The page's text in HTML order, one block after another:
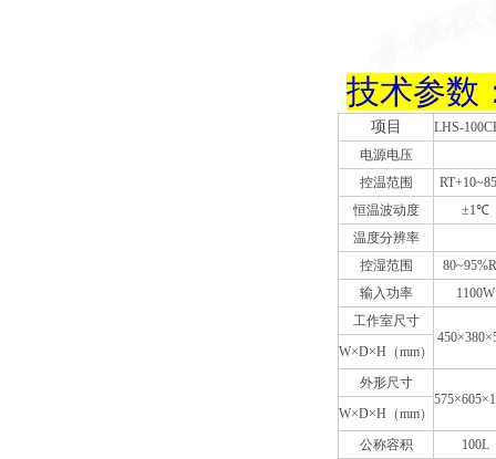
技术参数
项目
LHS-
电源电压
控温范围
恒温波动度
±1℃
温度分辨率
控湿范围
输入功率
1100W
工作室尺寸
W×D×H（mm）
外形尺寸
W×D×H（mm）
公称容积
100L